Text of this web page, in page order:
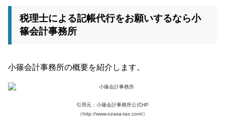
税理士による記帳代行をお願いするなら小
篠会計事務所
小篠会計事務所の概要を紹介します。
引用元：小篠会計事務所公式HP
（http://www.ozasa-tax.com/）